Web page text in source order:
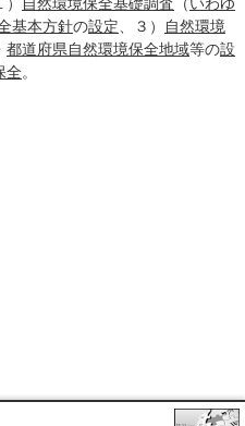
基本方針の設定 、３）
自然環境
都道府県自然環境保全地域等の設
全。